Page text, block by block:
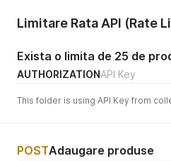
Limitare Rata API (Rate
Exista o limita de 25 de
AUTHORIZATIONAPI Key
This folder is using API Key from
POSTAdaugare produse